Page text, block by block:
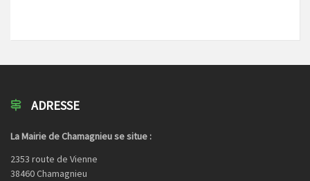
ADRESSE
La Mairie de Chamagnieu se situe :
2353 route de Vienne
38460 Chamagnieu